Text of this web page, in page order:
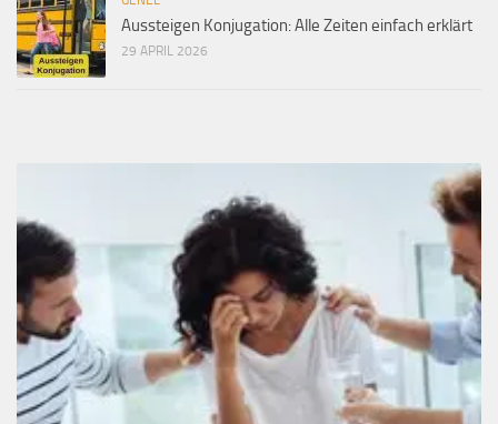
Aussteigen Konjugation: Alle Zeiten einfach erklärt
29 APRIL 2026